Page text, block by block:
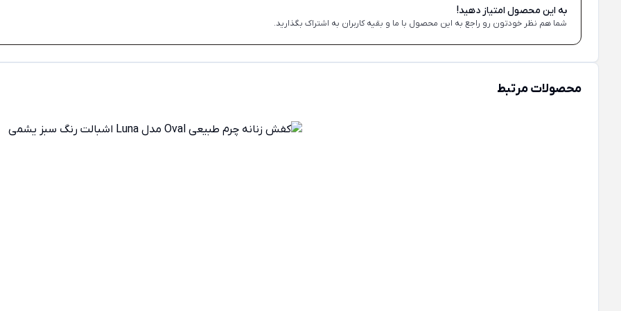
به این محصول امتیاز دهید!
شما هم نظر خودتون رو راجع به این محصول با ما و بقیه کاربران به اشتراک بگذارید.
محصولات مرتبط